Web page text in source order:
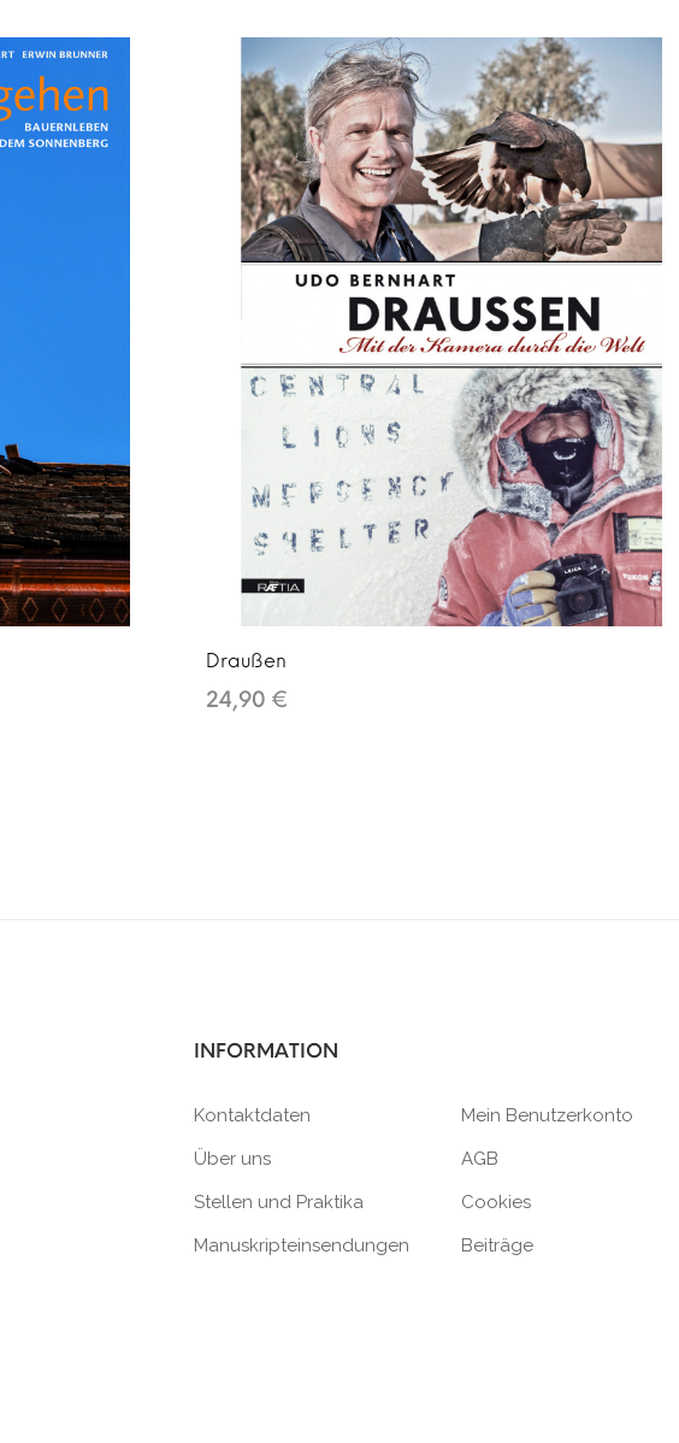
Draußen
24,90 €
INFORMATION
Kontaktdaten
Über uns
Stellen und Praktika
Manuskripteinsendungen
Mein Benutzerkonto
AGB
Cookies
Beiträge